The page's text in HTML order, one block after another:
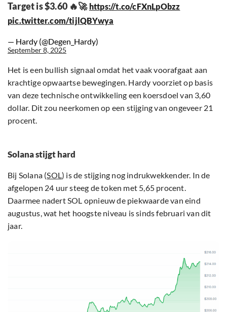
Target is $3.60 🔥🚀 https://t.co/cFXnLpObzz
pic.twitter.com/tijlQBYwya
— Hardy (@Degen_Hardy)
September 8, 2025
Het is een bullish signaal omdat het vaak voorafgaat aan
krachtige opwaartse bewegingen. Hardy voorziet op basis
van deze technische ontwikkeling een koersdoel van 3,60
dollar. Dit zou neerkomen op een stijging van ongeveer 21
procent.
Solana stijgt hard
Bij Solana (SOL) is de stijging nog indrukwekkender. In de
afgelopen 24 uur steeg de token met 5,65 procent.
Daarmee nadert SOL opnieuw de piekwaarde van eind
augustus, wat het hoogste niveau is sinds februari van dit
jaar.